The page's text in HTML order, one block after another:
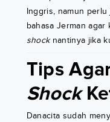
Inggris, namun
bahasa Jerman agar
shocknantinya jika
Tips
Shock
Danacita sudah